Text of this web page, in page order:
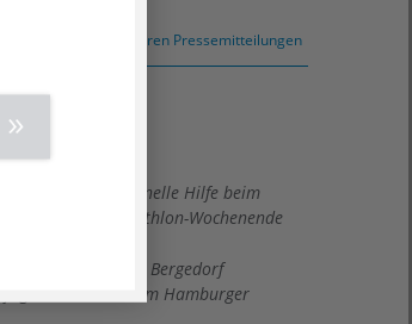
zu weiteren Pressemitteilungen
im Einsatz: Schnelle Hilfe beim
und am Triathlon-Wochenende
Krankenhaus Bergedorf
Schlüsselrolle im Hamburger